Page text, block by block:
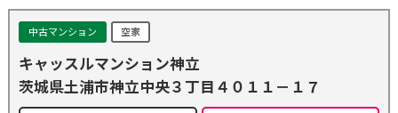
中古マンション 空家
キャッスルマンション神立
茨城県土浦市神立中央３丁目４０１１－１７